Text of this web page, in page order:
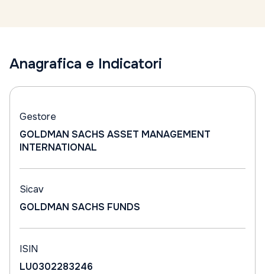
Anagrafica e Indicatori
Gestore
GOLDMAN SACHS ASSET MANAGEMENT
INTERNATIONAL
Sicav
GOLDMAN SACHS FUNDS
ISIN
LU0302283246